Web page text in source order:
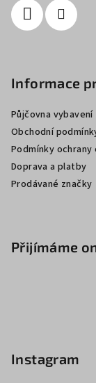
Informace
Půjčovna vybavení
Obchodní
Podmínky ochrany
Doprava a platby
Prodávané značky
Přijímáme
Instagram